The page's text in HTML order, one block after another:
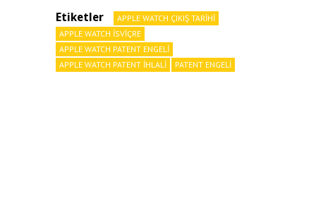
Etiketler
APPLE WATCH ÇIKIŞ TARIHI
APPLE WATCH ISVIÇRE
APPLE WATCH PATENT ENGELI
APPLE WATCH PATENT IHLALI
PATENT ENGELI